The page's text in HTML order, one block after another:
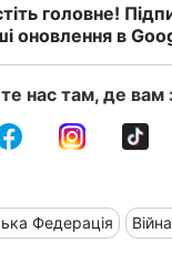
головне!
оновлення в
нас там, де вам
Федерація